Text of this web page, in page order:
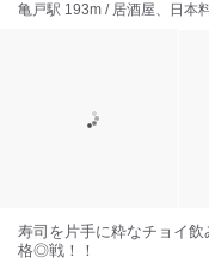
亀戸駅 193m / 居酒屋、日本
寿司を片手に粋なチョイ
格◎戦！！